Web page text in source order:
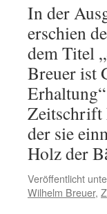
In der
erschien
dem Titel
Breuer ist
Zeitschrift
der sie
Holz der
Veröffentlicht
Wilhelm Breuer,